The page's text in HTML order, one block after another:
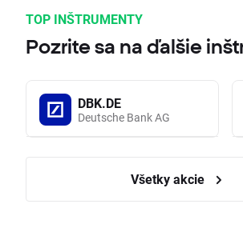
TOP INŠTRUMENTY
Pozrite sa na ďalšie
DBK.DE
Deutsche Bank AG
Všetky akcie